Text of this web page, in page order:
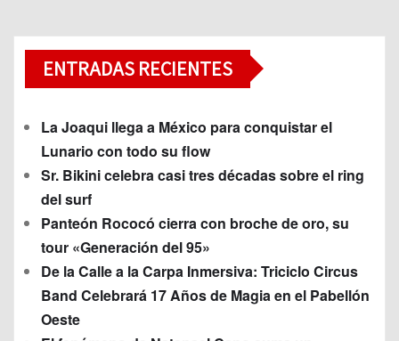
ENTRADAS RECIENTES
La Joaqui llega a México para conquistar el
Lunario con todo su flow
Sr. Bikini celebra casi tres décadas sobre el ring
del surf
Panteón Rococó cierra con broche de oro, su
tour «Generación del 95»
De la Calle a la Carpa Inmersiva: Triciclo Circus
Band Celebrará 17 Años de Magia en el Pabellón
Oeste